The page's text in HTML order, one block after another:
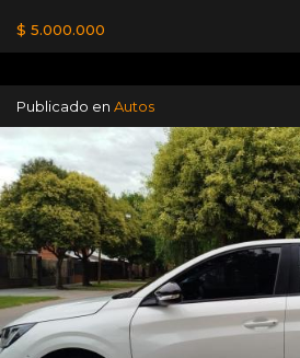
$ 5.000.000
Publicado en Autos